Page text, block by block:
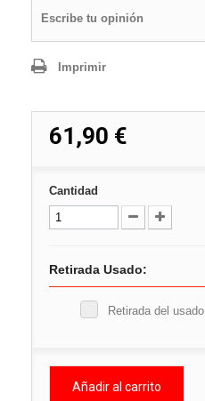
Escribe tu opinión
Imprimir
61,90 €
Cantidad
Retirada Usado:
Retirada del usado
Añadir al carrito